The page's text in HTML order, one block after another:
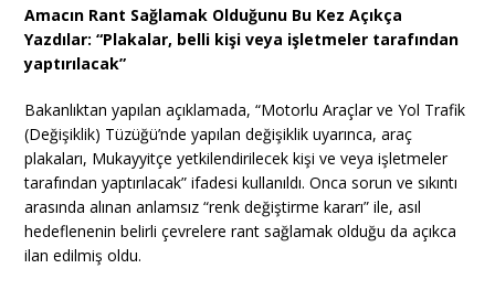
Amacın Rant Sağlamak Olduğunu Bu Kez Açıkça
Yazdılar: “Plakalar, belli kişi veya işletmeler tarafından
yaptırılacak”
Bakanlıktan yapılan açıklamada, “Motorlu Araçlar ve Yol Trafik
(Değişiklik) Tüzüğü’nde yapılan değişiklik uyarınca, araç
plakaları, Mukayyitçe yetkilendirilecek kişi ve veya işletmeler
tarafından yaptırılacak” ifadesi kullanıldı. Onca sorun ve sıkıntı
arasında alınan anlamsız “renk değiştirme kararı” ile, asıl
hedeflenenin belirli çevrelere rant sağlamak olduğu da açıkca
ilan edilmiş oldu.